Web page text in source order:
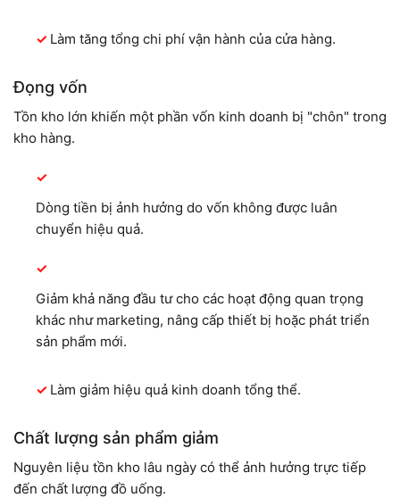
Làm tăng tổng chi phí vận hành của cửa hàng.
Đọng vốn
Tồn kho lớn khiến một phần vốn kinh doanh bị "chôn" trong
kho hàng.
Dòng tiền bị ảnh hưởng do vốn không được luân
chuyển hiệu quả.
Giảm khả năng đầu tư cho các hoạt động quan trọng
khác như marketing, nâng cấp thiết bị hoặc phát triển
sản phẩm mới.
Làm giảm hiệu quả kinh doanh tổng thể.
Chất lượng sản phẩm giảm
Nguyên liệu tồn kho lâu ngày có thể ảnh hưởng trực tiếp
đến chất lượng đồ uống.